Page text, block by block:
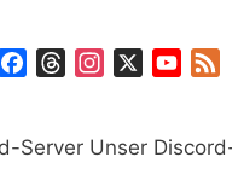
FacebookThreadsInstagram
Unser